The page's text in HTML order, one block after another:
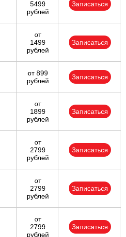
5499
рублей
Записаться
от
1499
рублей
Записаться
от 899
рублей
Записаться
от
1899
рублей
Записаться
от
2799
рублей
Записаться
от
2799
рублей
Записаться
от
2799
рублей
Записаться